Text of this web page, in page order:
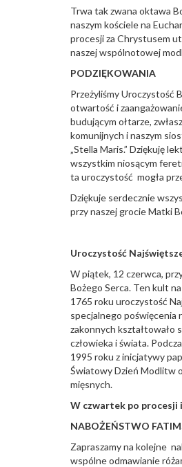
Trwa tak zwana oktawa
naszym kościele na
procesji za Chrystusem
naszej wspólnotowej
PODZIĘKOWANIA
Przeżyliśmy Uroczystość
otwartość i
budującym ołtarze,
komunijnych i naszym
„Stella Maris.” Dziękuję
wszystkim niosącym
ta uroczystość mogła
Dziękuje serdecznie
przy naszej grocie Matki
Uroczystość
W piątek, 12 czerwca,
Bożego Serca. Ten kult
1765 roku uroczystość
specjalnego poświęcenia
zakonnych kształtowało
człowieka i świata.
1995 roku z inicjatywy
Światowy Dzień Modlitw
mięsnych.
W czwartek po procesji
NABOŻEŃSTWO
Zapraszamy na kolejne
wspólne odmawianie